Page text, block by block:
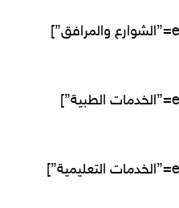
[epcl_rate rate=”71%” title=”الشوارع والمرافق”]
[epcl_rate rate=”69%” title=”الخدمات الطبية”]
[epcl_rate rate=”43%” title=”الخدمات التعليمية”]